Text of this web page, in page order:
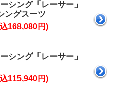
シング「レーサー」
ングスーツ
168,080円)
シング「レーサー」
115,940円)